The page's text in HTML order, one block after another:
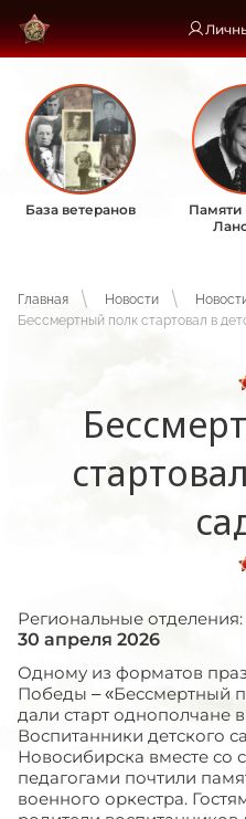
База ветеранов
Памяти
Главная Новости
Бессмертный полк стартовал в
Региональные отделения:
30 апреля 2026
Одному из форматов
Победы – «Бессмертный
дали старт однополчане
Воспитанники детского
Новосибирска вместе со
педагогами почтили
военного оркестра.